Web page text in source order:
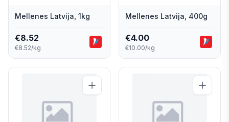
Mellenes Latvija, 1kg
€8.52
€8.52/kg
Mellenes Latvija, 400g
€4.00
€10.00/kg